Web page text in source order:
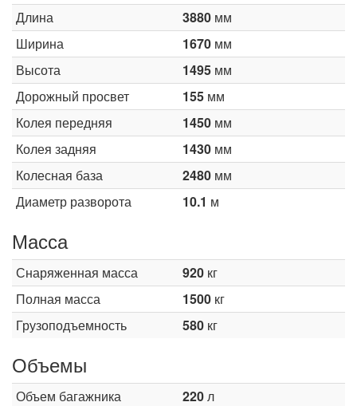
Длина 3880 мм
Ширина
1670 мм
Высота
1495 мм
Дорожный просвет
155 мм
Колея передняя
1450 мм
Колея задняя
1430 мм
Колесная база
2480 мм
Диаметр разворота
10.1 м
Масса
Снаряженная масса 920 кг
Полная масса
1500 кг
Грузоподъемность
580 кг
Объемы
Объем багажника 220л